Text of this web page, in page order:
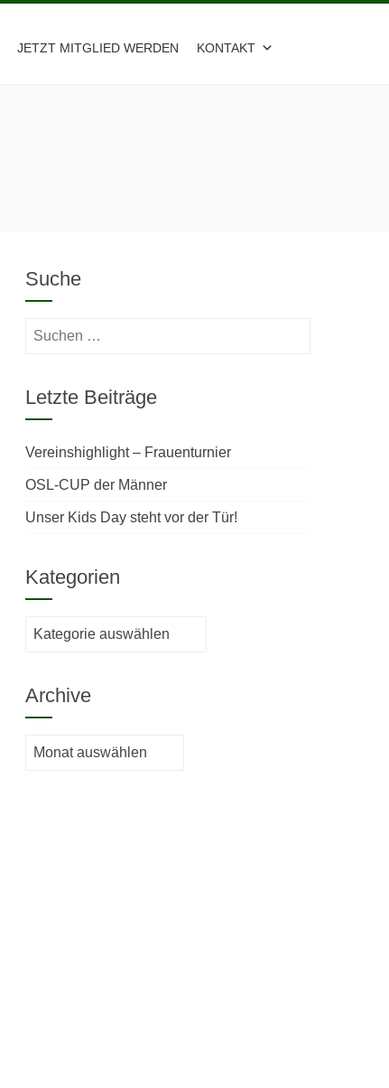
JETZT MITGLIED WERDEN KONTAKT
Suche
Suchen
Letzte Beiträge
Vereinshighlight – Frauenturnier
OSL-CUP der Männer
Unser Kids Day steht vor der Tür!
Kategorien
Kategorien
Archive
Archive